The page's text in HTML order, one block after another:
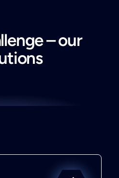
– our